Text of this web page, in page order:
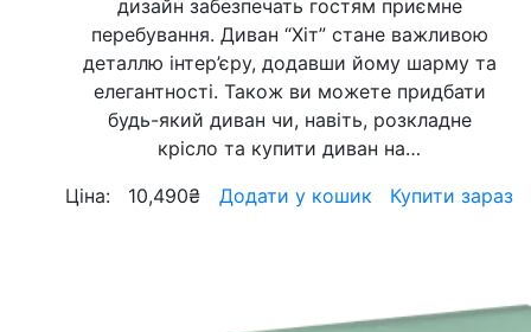
дизайн забезпечать гостям приємне
перебування. Диван “Хіт” стане важливою
деталлю інтер’єру, додавши йому шарму та
елегантності. Також ви можете придбати
будь-який диван чи, навіть, розкладне
крісло та купити диван на…
Ціна:
10,490₴ Додати у кошик Купити зараз